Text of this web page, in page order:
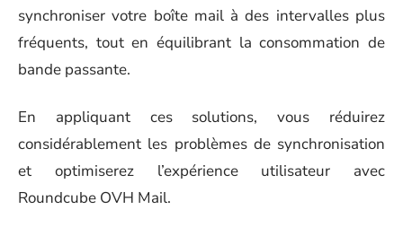
synchroniser votre boîte mail à des intervalles plus
fréquents, tout en équilibrant la consommation de
bande passante.
En appliquant ces solutions, vous réduirez
considérablement les problèmes de synchronisation
et optimiserez l’expérience utilisateur avec
Roundcube OVH Mail.